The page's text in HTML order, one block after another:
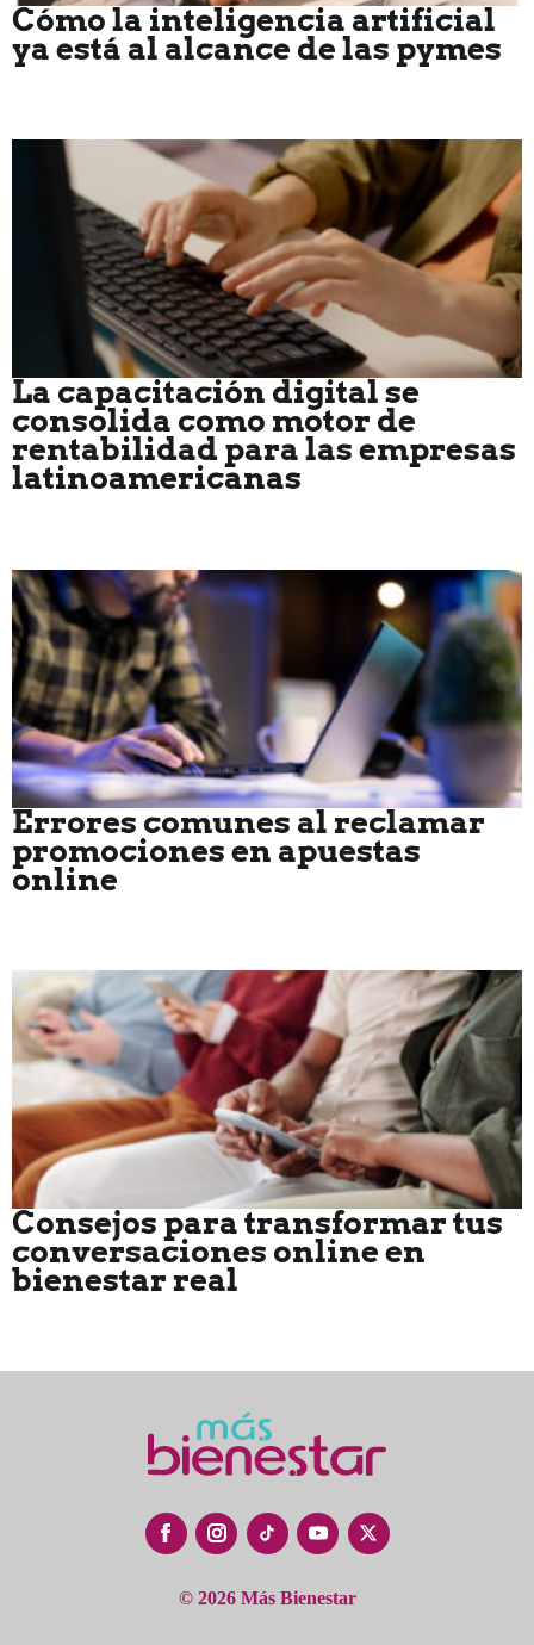
Cómo la inteligencia artificial
ya está al alcance de las pymes
La capacitación digital se
consolida como motor de
rentabilidad para las empresas
latinoamericanas
Errores comunes al reclamar
promociones en apuestas
online
Consejos para transformar tus
conversaciones online en
bienestar real
© 2026 Más Bienestar